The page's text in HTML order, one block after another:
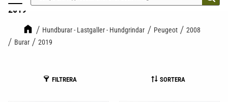
2019
Hundburar - Lastgaller - Hundgrindar Peugeot
2008
Burar
2019
FILTRERA SORTERA